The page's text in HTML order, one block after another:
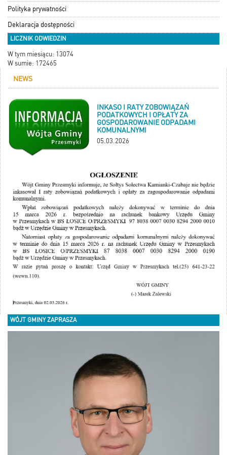
Polityka prywatności
Deklaracja dostępności
LICZNIK ODWIEDZIN
W tym miesiącu: 13074
W sumie: 172465
NEWS
INKASO I RATY ZOBOWIĄZAŃ
PODATKOWYCH I OPŁATY ZA
GOSPODAROWANIE ODPADAMI
KOMUNALNYMI
05.03.2026
WÓJT GMINY ZAPRASZA